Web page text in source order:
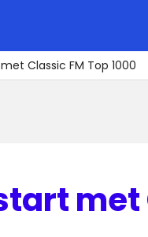
Classic FM Top 1000
met